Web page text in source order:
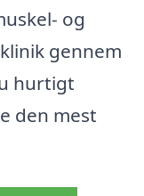
og
gennem
hurtigt
den mest